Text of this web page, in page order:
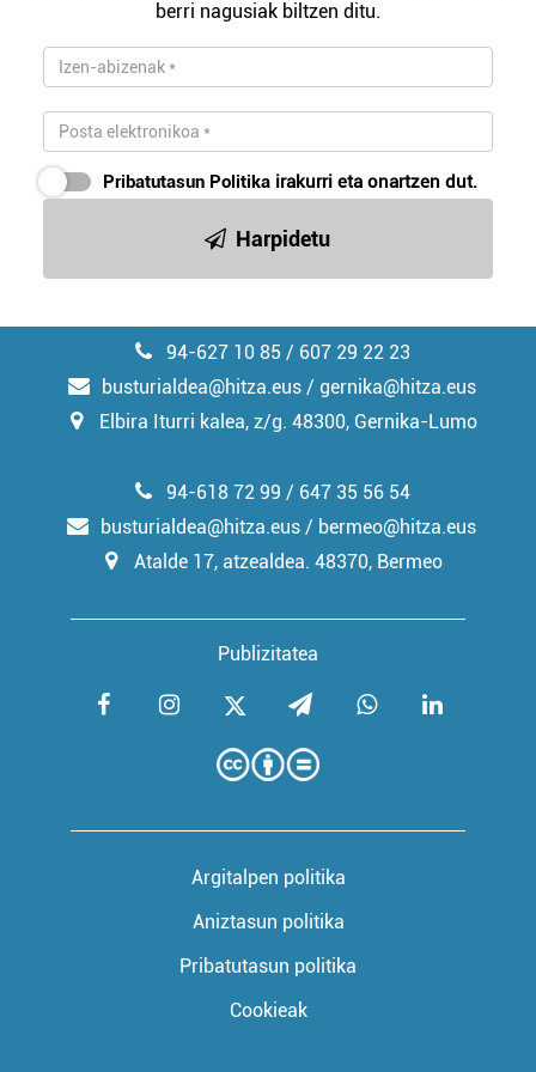
berri nagusiak biltzen ditu.
Pribatutasun Politika irakurri eta onartzen dut.
Harpidetu
94-627 10 85 / 607 29 22 23
busturialdea@hitza.eus / gernika@hitza.eus
Elbira Iturri kalea, z/g. 48300, Gernika-Lumo
Publizitatea
94-618 72 99 / 647 35 56 54
busturialdea@hitza.eus / bermeo@hitza.eus
Atalde 17, atzealdea. 48370, Bermeo
Argitalpen politika
Aniztasun politika
Pribatutasun politika
Cookieak